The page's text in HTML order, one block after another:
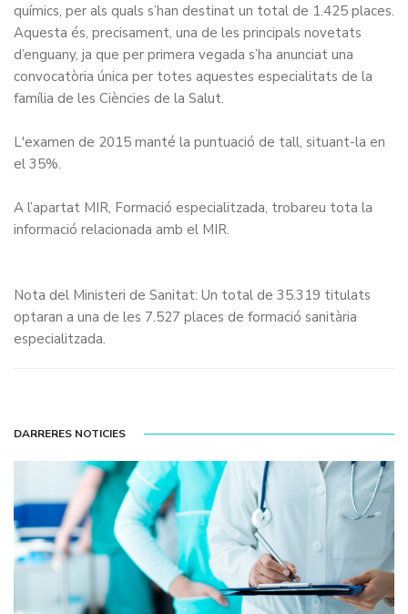
químics, per als quals s’han destinat un total de 1.425 places.
Aquesta és, precisament, una de les principals novetats
d’enguany, ja que per primera vegada s’ha anunciat una
convocatòria única per totes aquestes especialitats de la
família de les Ciències de la Salut.
L'examen de 2015 manté la puntuació de tall, situant-la en
el 35%.
A l’apartat MIR, Formació especialitzada, trobareu tota la
informació relacionada amb el MIR.
Nota del Ministeri de Sanitat: Un total de 35.319 titulats
optaran a una de les 7.527 places de formació sanitària
especialitzada.
DARRERES NOTICIES